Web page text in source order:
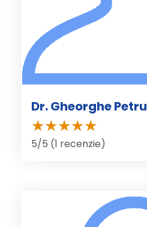
Dr. Gheorghe
5/5 (1 recenzie)